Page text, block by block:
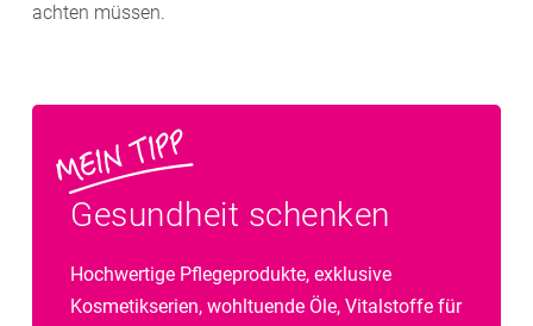
achten müssen.
Gesundheit schenken
Hochwertige Pflegeprodukte, exklusive
Kosmetikserien, wohltuende Öle, Vitalstoffe für